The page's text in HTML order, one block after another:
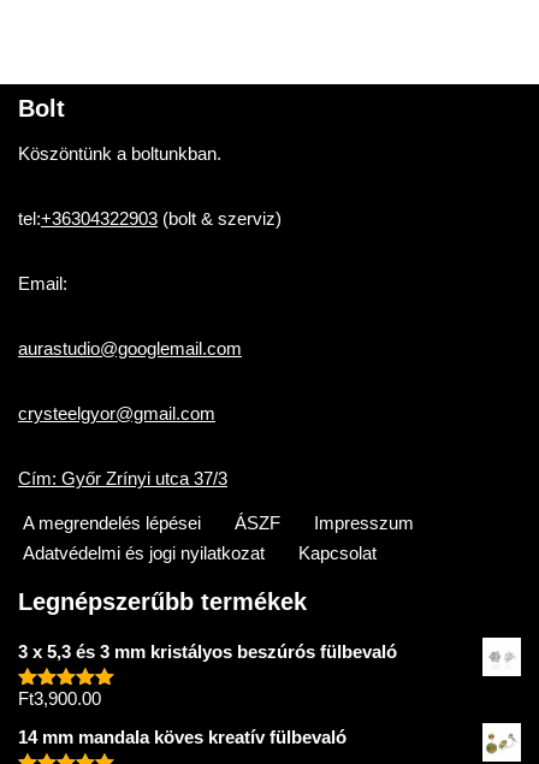
Bolt
Köszöntünk a boltunkban.
tel:+36304322903 (bolt & szerviz)
Email:
aurastudio@googlemail.com
crysteelgyor@gmail.com
Cím: Győr Zrínyi utca 37/3
A megrendelés lépései ÁSZF
Impresszum
Adatvédelmi és jogi nyilatkozat
Kapcsolat
Legnépszerűbb termékek
3 x 5,3 és 3 mm kristályos beszúrós fülbevaló
Értékelés:
Ft3,900.00
14 mm mandala köves kreatív fülbevaló